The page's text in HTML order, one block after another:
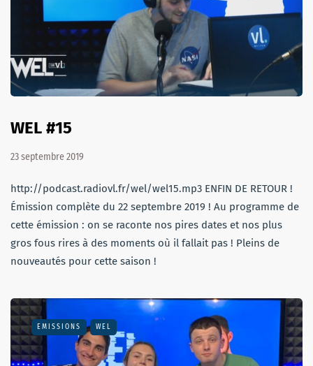
WEL #15
23 septembre 2019
http://podcast.radiovl.fr/wel/wel15.mp3 ENFIN DE RETOUR !
Émission complète du 22 septembre 2019 ! Au programme de
cette émission : on se raconte nos pires dates et nos plus
gros fous rires à des moments où il fallait pas ! Pleins de
nouveautés pour cette saison !
EMISSIONS WEL